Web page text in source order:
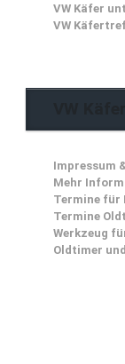
VW Käfer
VW
Impressum
Mehr
Termine für
Termine
Werkzeug
Oldtimer